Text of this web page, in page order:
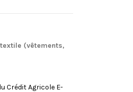
(vêtements,
Crédit Agricole E-